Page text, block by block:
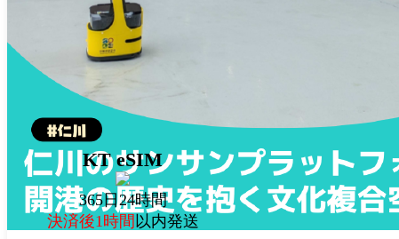
KT eSIM
365日24時間
決済後1時間 以内発送